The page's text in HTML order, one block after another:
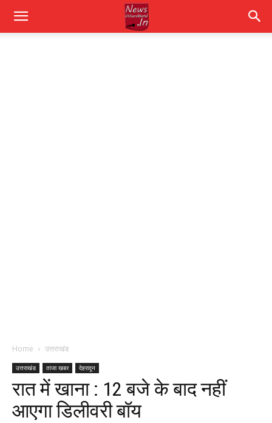
Home उत्तराखंड
उत्तराखंड ताजा खबर देहरादून
रात में खाना : 12 बजे के बाद नहीं
आएगा डिलीवरी बॉय